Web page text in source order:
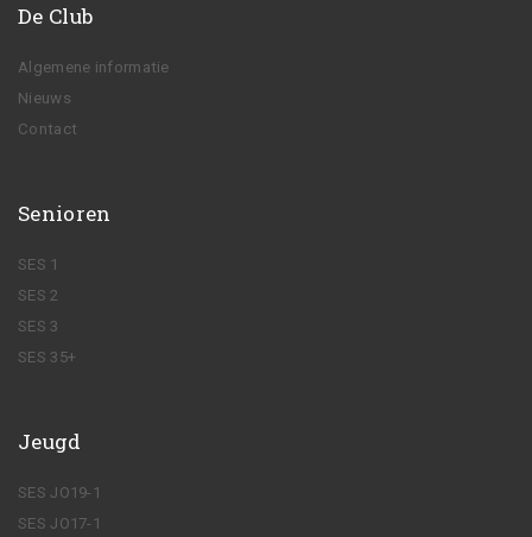
De Club
Algemene informatie
Nieuws
Contact
Senioren
SES 1
SES 2
SES 3
SES 35+
Jeugd
SES JO19-1
SES JO17-1